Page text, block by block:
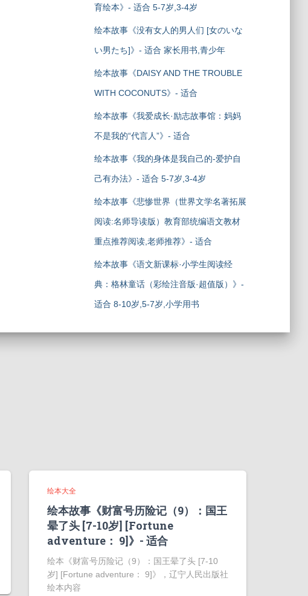
育绘本》- 适合 5-7岁,3-4岁
绘本故事《没有女人的男人们 [女のいな
い男たち]》- 适合 家长用书,青少年
绘本故事《DAISY AND THE TROUBLE
WITH COCONUTS》- 适合
绘本故事《我爱成长·励志故事馆：妈妈
不是我的“代言人”》- 适合
绘本故事《我的身体是我自己的-爱护自
己有办法》- 适合 5-7岁,3-4岁
绘本故事《悲惨世界（世界文学名著拓展
阅读:名师导读版）教育部统编语文教材
重点推荐阅读,老师推荐》- 适合
绘本故事《语文新课标·小学生阅读经
典：格林童话（彩绘注音版·超值版）》-
适合 8-10岁,5-7岁,小学用书
绘本大全
绘本故事《财富号历险记（9）：国王
晕了头 [7-10岁] [Fortune
adventure： 9]》- 适合
绘本《财富号历险记（9）：国王晕了头 [7-10
岁] [Fortune adventure： 9]》，辽宁人民出版社
绘本内容